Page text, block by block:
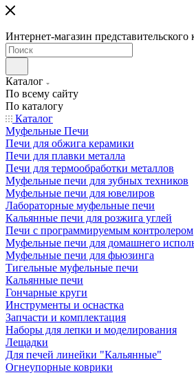
Интернет-магазин представительского
Каталог
По всему сайту
По каталогу
Каталог
Муфельные Печи
Печи для обжига керамики
Печи для плавки металла
Печи для термообработки металлов
Муфельные печи для зубных техников
Муфельные печи для ювелиров
Лабораторные муфельные печи
Кальянные печи для розжига углей
Печи с программируемым контролером
Муфельные печи для домашнего
Муфельные печи для фьюзинга
Тигельные муфельные печи
Кальянные печи
Гончарные круги
Инструменты и оснастка
Запчасти и комплектация
Наборы для лепки и моделирования
Лещадки
Для печей линейки "Кальянные"
Огнеупорные коврики